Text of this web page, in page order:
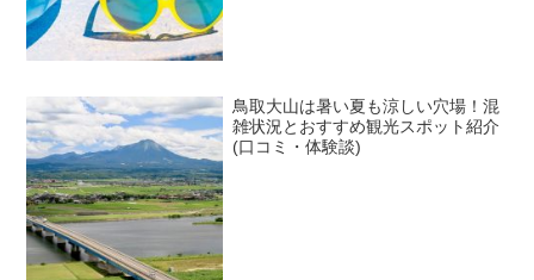
鳥取大山は暑い夏も涼しい穴場！混
雑状況とおすすめ観光スポット紹介
(口コミ・体験談)